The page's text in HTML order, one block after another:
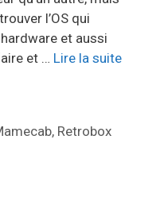
l’OS qui
et aussi
et … Lire la suite
, Retrobox